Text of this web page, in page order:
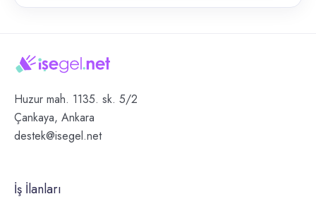
Huzur mah. 1135. sk. 5/2
Çankaya, Ankara
destek@isegel.net
İş İlanları